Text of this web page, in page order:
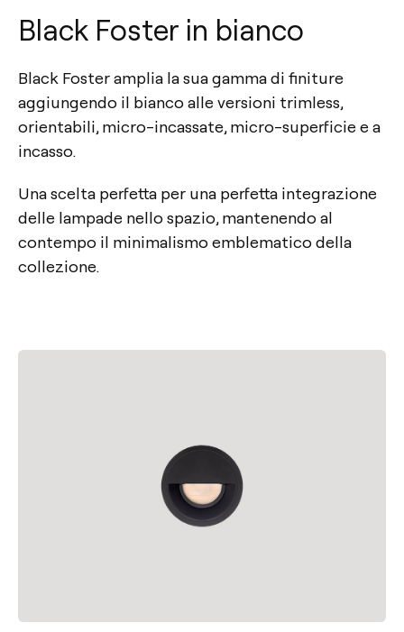
Black Foster in bianco
Black Foster amplia la sua gamma di finiture
aggiungendo il bianco alle versioni trimless,
orientabili, micro-incassate, micro-superficie e a
incasso.
Una scelta perfetta per una perfetta integrazione
delle lampade nello spazio, mantenendo al
contempo il minimalismo emblematico della
collezione.